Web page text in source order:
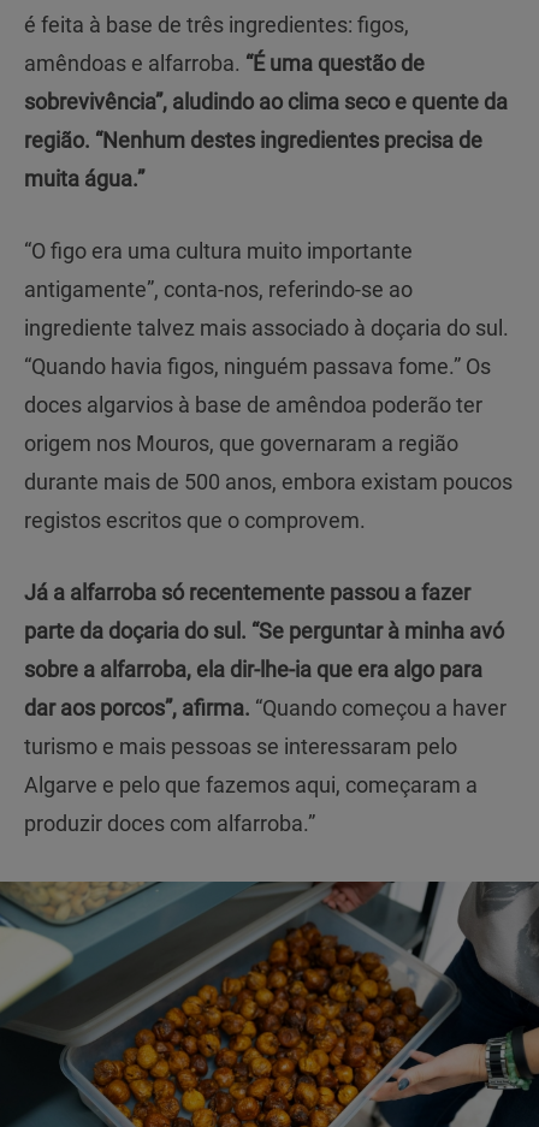
é feita à base de três ingredientes: figos,
amêndoas e alfarroba. “É uma questão de
sobrevivência”, aludindo ao clima seco e quente da
região. “Nenhum destes ingredientes precisa de
muita água.”
“O figo era uma cultura muito importante
antigamente”, conta-nos, referindo-se ao
ingrediente talvez mais associado à doçaria do sul.
“Quando havia figos, ninguém passava fome.” Os
doces algarvios à base de amêndoa poderão ter
origem nos Mouros, que governaram a região
durante mais de 500 anos, embora existam poucos
registos escritos que o comprovem.
Já a alfarroba só recentemente passou a fazer
parte da doçaria do sul. “Se perguntar à minha avó
sobre a alfarroba, ela dir-lhe-ia que era algo para
dar aos porcos”, afirma. “Quando começou a haver
turismo e mais pessoas se interessaram pelo
Algarve e pelo que fazemos aqui, começaram a
produzir doces com alfarroba.”